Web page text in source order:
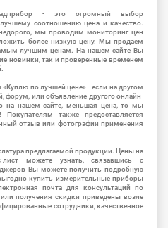
- это огромный выбор
соотношению цена и качество.
мы проводим мониторинг цен
более низкую цену. Мы продаем
лучшим ценам. На нашем сайте Вы
новинки, так и проверенные временем
«Куплю по лучшей цене» - если на другом
форум, или объявление другого онлайн-
на нашем сайте, меньшая цена, то мы
также предоставляется
отзыв или фотографии применения
предлагаемой продукции. Цены на
можете узнать, связавшись с
Вы можете получить подробную
купить измерительные приборы
почта для консультаций по
получения скидки приведены возле
сотрудники, качественное